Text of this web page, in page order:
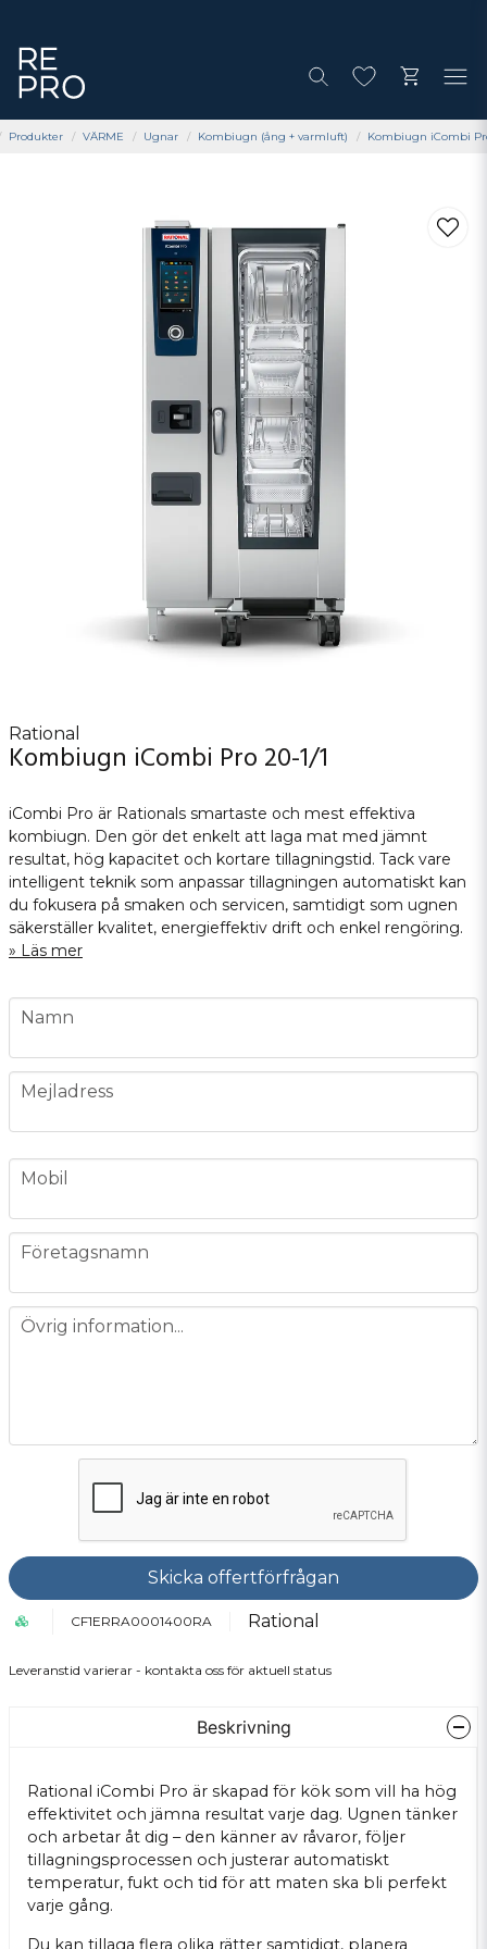
Produkter VÄRME Ugnar Kombiugn (ång + varmluft) Kombiugn iCombi
Rational
Kombiugn iCombi Pro 20-1/1
iCombi Pro är Rationals smartaste och mest effektiva
kombiugn. Den gör det enkelt att laga mat med jämnt
resultat, hög kapacitet och kortare tillagningstid. Tack vare
intelligent teknik som anpassar tillagningen automatiskt kan
du fokusera på smaken och servicen, samtidigt som ugnen
säkerställer kvalitet, energieffektiv drift och enkel rengöring.
Läs mer
name
Namn
email
Mejladress
phone
Mobil
company
Företagsnamn
message
Övrig information...
Skicka offertförfrågan
CF1ERRA0001400RA Rational
Leveranstid varierar - kontakta oss för aktuell status
Beskrivning
Rational iCombi Pro är skapad för kök som vill ha hög
effektivitet och jämna resultat varje dag. Ugnen tänker
och arbetar åt dig – den känner av råvaror, följer
tillagningsprocessen och justerar automatiskt
temperatur, fukt och tid för att maten ska bli perfekt
varje gång.
Du kan tillaga flera olika rätter samtidigt, planera